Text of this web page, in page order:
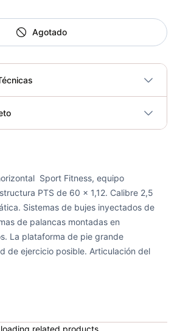
Agotado
No
924,600.00
Set de Bandas Elásticas x 5 Sport Fitness-71728
24,900.00
Sport Fitness, equipo
PTS de 60 x 1,12. Calibre 2,5
Sistemas de bujes inyectados de
de palancas montadas en
La plataforma de pie grande
de ejercicio posible. Articulación del